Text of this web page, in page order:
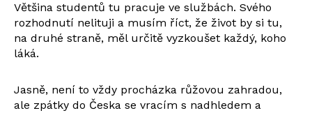
Většina studentů tu pracuje ve službách. Svého
rozhodnutí nelituji a musím říct, že život by si tu,
na druhé straně, měl určitě vyzkoušet každý, koho
láká.
Jasně, není to vždy procházka růžovou zahradou,
ale zpátky do Česka se vracím s nadhledem a